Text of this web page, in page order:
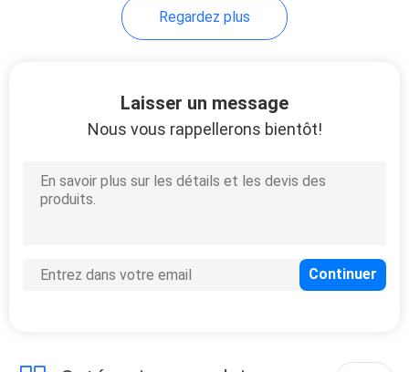
Regardez plus
Laisser un message
Nous vous rappellerons bientôt!